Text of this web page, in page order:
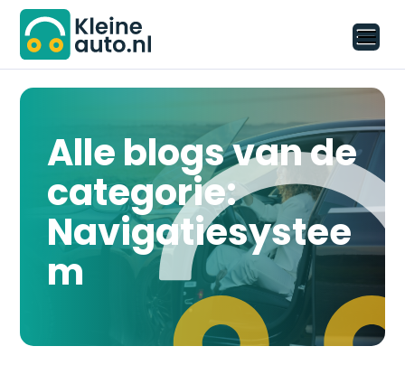
Alle blogs van de
categorie:
Navigatiesystee
m